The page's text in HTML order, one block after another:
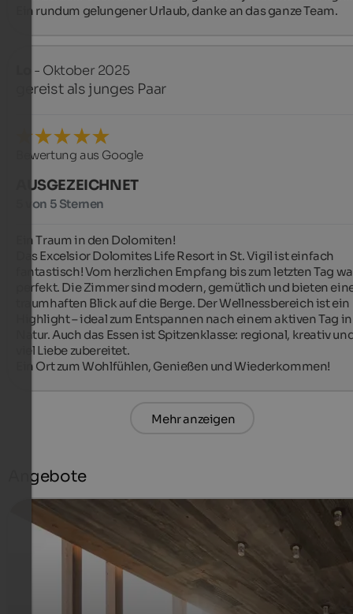
Ein rundum gelungener Urlaub, danke an das ganze Team. ️
- Oktober 2025
gereist als junges Paar
Bewertung aus Google
AUSGEZEICHNET
5 von 5 Sternen
Ein Traum in den Dolomiten!
Das Excelsior Dolomites Life Resort in St. Vigil ist einfach
fantastisch! Vom herzlichen Empfang bis zum letzten Tag
perfekt. Die Zimmer sind modern, gemütlich und bieten
traumhaften Blick auf die Berge. Der Wellnessbereich ist ein
Highlight – ideal zum Entspannen nach einem aktiven Tag
Natur. Auch das Essen ist Spitzenklasse: regional, kreativ
viel Liebe zubereitet.
Ein Ort zum Wohlfühlen, Genießen und Wiederkommen!
Mehr anzeigen
Angebote